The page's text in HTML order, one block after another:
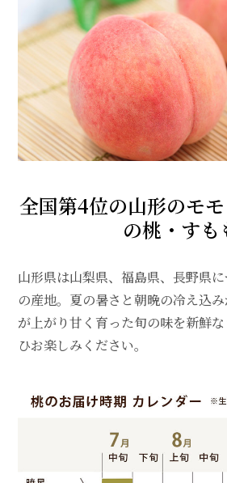
全国第4位の山形のモ
の桃・すも
山形県は山梨県、福島県、長野県
の産地。夏の暑さと朝晩の冷え込
が上がり甘く育った旬の味を新鮮
ひお楽しみください。